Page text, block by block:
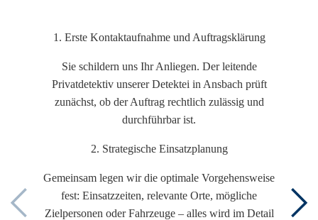
1. Erste Kontaktaufnahme und Auftragsklärung
Sie schildern uns Ihr Anliegen. Der leitende
Privatdetektiv unserer Detektei in Ansbach prüft
zunächst, ob der Auftrag rechtlich zulässig und
durchführbar ist.
2. Strategische Einsatzplanung
Gemeinsam legen wir die optimale Vorgehensweise
fest: Einsatzzeiten, relevante Orte, mögliche
Zielpersonen oder Fahrzeuge – alles wird im Detail